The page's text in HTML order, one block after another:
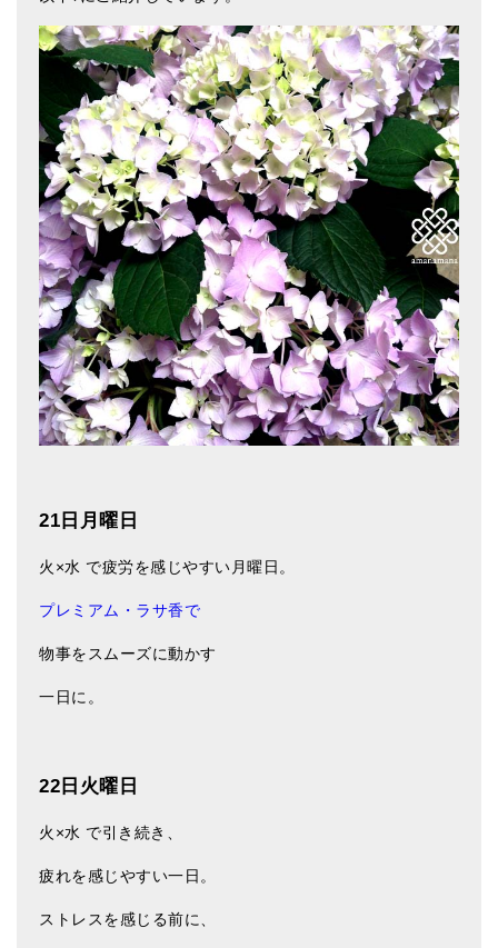
ヒーリング・マンダラポスター
ロゴステッカー・ポストカード各種
亡命チベット人尼僧のお守り・チャーム
チベット・マントラ・ヒーリングCD
ギフトラッピング
シンギングボウル講座
初級講座
倍音呼吸法レッスン
中級講座
上級講座
21日月曜日
火×水 で疲労を感じやすい月曜日。
プレミアム・ラサ香で
物事をスムーズに動かす
一日に。
22日火曜日
火×水 で引き続き、
疲れを感じやすい一日。
ストレスを感じる前に、